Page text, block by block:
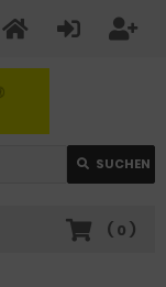
SUCHEN
( 0 )